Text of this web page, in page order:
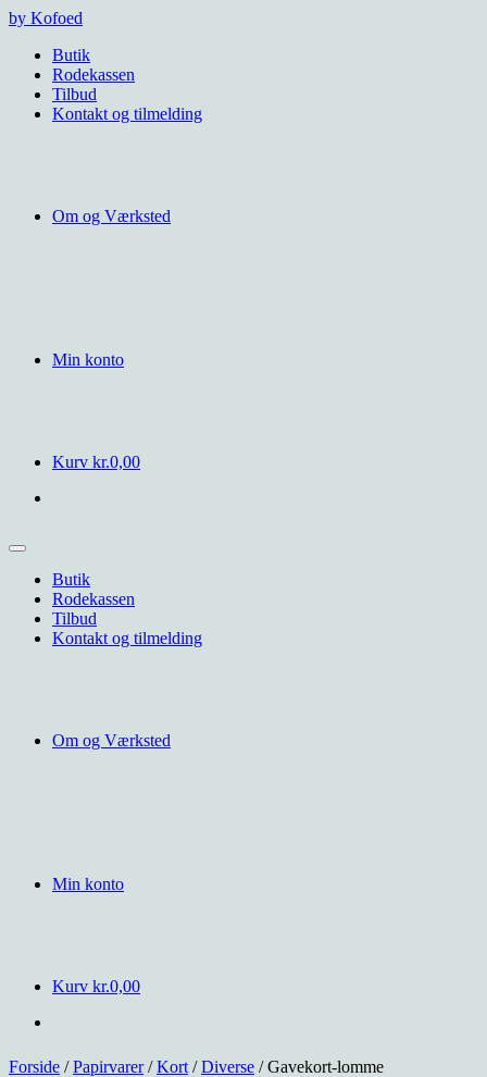
Videre
indhold
by Kofoed
Butik
Rodekassen
Tilbud
Kontakt og tilmelding
Om og Værksted
Min konto
Kurv kr.0,00
Butik
Rodekassen
Tilbud
Kontakt og tilmelding
Om og Værksted
Min konto
Kurv kr.0,00
Forside /Papirvarer/Kort /Diverse / Gavekort-lomme